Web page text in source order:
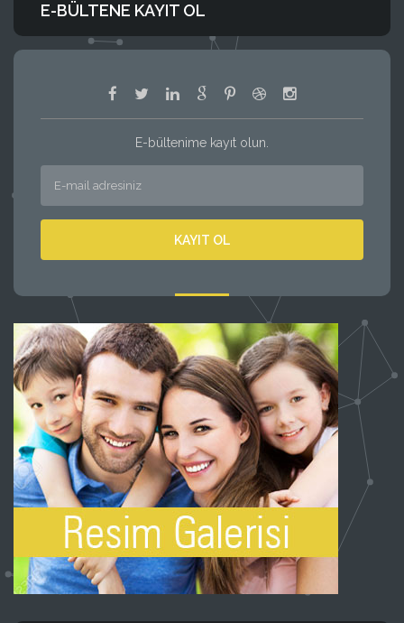
E-BÜLTENE KAYIT OL
E-bültenime kayıt olun.